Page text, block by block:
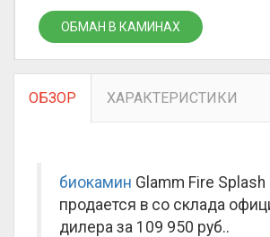
ОБМАН В КАМИНАХ
ОБЗОР ХАРАКТЕРИСТИКИ
биокамин Glamm Fire Splash
продается в со склада
дилера за 109 950 руб..